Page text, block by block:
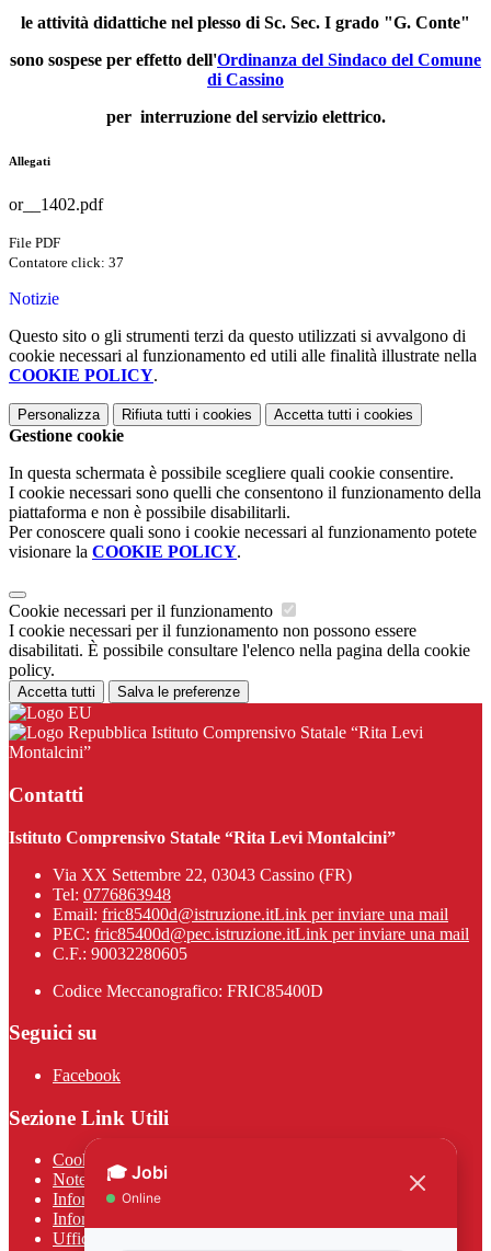
le attività didattiche nel plesso di Sc. Sec. I grado "G. Conte"
sono sospese per effetto dell'Ordinanza del Sindaco del Comune
di Cassino
per interruzione del servizio elettrico.
Allegati
or__1402.pdf
File PDF
Contatore click: 37
Notizie
Questo sito o gli strumenti terzi da questo utilizzati si avvalgono di
cookie necessari al funzionamento ed utili alle finalità illustrate nella
COOKIE POLICY.
Personalizza Rifiuta tutti i cookies Accetta tutti i cookies
Gestione cookie
In questa schermata è possibile scegliere quali cookie consentire.
I cookie necessari sono quelli che consentono il funzionamento della
piattaforma e non è possibile disabilitarli.
Per conoscere quali sono i cookie necessari al funzionamento potete
visionare la COOKIE POLICY.
Cookie necessari per il funzionamento
I cookie necessari per il funzionamento non possono essere
disabilitati. È possibile consultare l'elenco nella pagina della cookie
policy.
Accetta tutti Salva le preferenze
Istituto Comprensivo Statale “Rita Levi
Montalcini”
Contatti
Istituto Comprensivo Statale “Rita Levi Montalcini”
Via XX Settembre 22, 03043 Cassino (FR)
Tel: 0776863948
Email: fric85400d@istruzione.itLink per inviare una mail
PEC: fric85400d@pec.istruzione.itLink per inviare una mail
C.F.: 90032280605
Codice Meccanografico: FRIC85400D
Seguici su
Facebook
Sezione Link Utili
Cookie policy
Note legali
Informativa Privacy
Informativa Privacy chatbot Jobi
Ufficio Relazioni con il Pubblico